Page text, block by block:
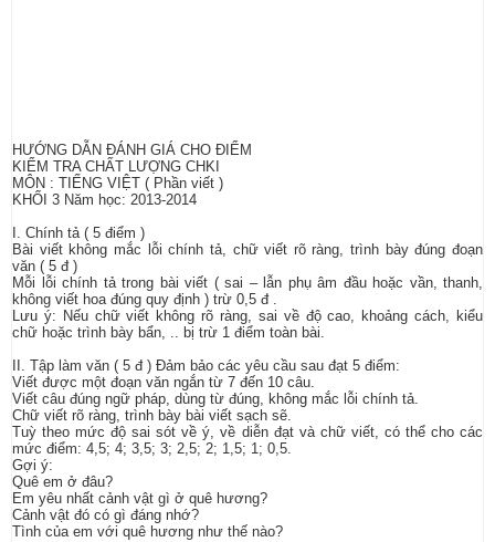
HƯỚNG DẪN ĐÁNH GIÁ CHO ĐIỂM
KIỂM TRA CHẤT LƯỢNG CHKI
MÔN : TIẾNG VIỆT ( Phần viết )
KHỐI 3 Năm học: 2013-2014
I. Chính tả ( 5 điểm )
Bài viết không mắc lỗi chính tả, chữ viết rõ ràng, trình bày đúng đoạn
văn ( 5 đ )
Mỗi lỗi chính tả trong bài viết ( sai – lẫn phụ âm đầu hoặc vần, thanh,
không viết hoa đúng quy định ) trừ 0,5 đ .
Lưu ý: Nếu chữ viết không rõ ràng, sai về độ cao, khoảng cách, kiểu
chữ hoặc trình bày bẩn, .. bị trừ 1 điểm toàn bài.
II. Tập làm văn ( 5 đ ) Đảm bảo các yêu cầu sau đạt 5 điểm:
Viết được một đoạn văn ngắn từ 7 đến 10 câu.
Viết câu đúng ngữ pháp, dùng từ đúng, không mắc lỗi chính tả.
Chữ viết rõ ràng, trình bày bài viết sạch sẽ.
Tuỳ theo mức độ sai sót về ý, về diễn đạt và chữ viết, có thể cho các
mức điểm: 4,5; 4; 3,5; 3; 2,5; 2; 1,5; 1; 0,5.
Gợi ý:
Quê em ở đâu?
Em yêu nhất cảnh vật gì ở quê hương?
Cảnh vật đó có gì đáng nhớ?
Tình của em với quê hương như thế nào?